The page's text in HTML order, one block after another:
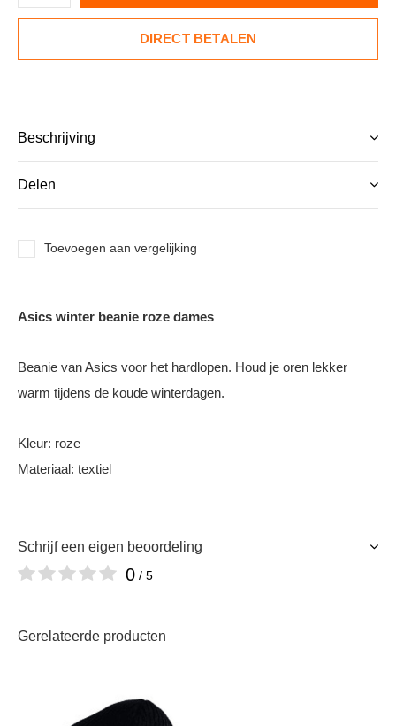
DIRECT BETALEN
Beschrijving
Delen
Toevoegen aan vergelijking
Asics winter beanie roze dames
Beanie van Asics voor het hardlopen. Houd je oren lekker
warm tijdens de koude winterdagen.
Kleur: roze
Materiaal: textiel
Schrijf een eigen beoordeling
0 / 5
Gerelateerde producten